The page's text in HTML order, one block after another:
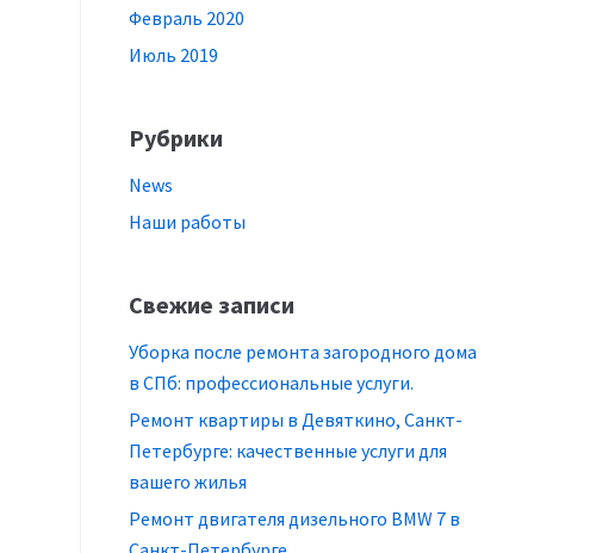
Февраль 2020
Июль 2019
Рубрики
News
Наши работы
Свежие записи
Уборка после ремонта загородного дома
в СПб: профессиональные услуги.
Ремонт квартиры в Девяткино, Санкт-
Петербурге: качественные услуги для
вашего жилья
Ремонт двигателя дизельного BMW 7 в